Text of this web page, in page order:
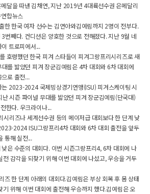
달을 따낸 김채연, 지난 2019년 4대륙선수권 은메달리
합뉴스
한 한국 여자 선수는 김연아와김예림까지 2명이 전부다.
번째다. 컨디션은 양호한 것으로 전해졌다. 지난 9월 네
트로피에서...
호령했던 한국 피겨 스타들이 피겨그랑프리시리즈로 새
를 밟았던 피겨 장군김예림은 4차 대회와 6차 대회에
로 출전...
2023-2024 국제빙상경기연맹(ISU) 피겨스케이팅 시
시즌 파이널 무대를 밟았던 피겨 장군김예림(단국대)
한다. 우크라이나...
시리즈나 세계선수권 등의 메이저급 대회보다 한 단계 낮
2024 ISU그랑프리4차 대회와 6차 대회 출전을 앞두
통해 실전...
은 수준의 대회다. 이번 시즌그랑프리4, 6차 대회에 나
전 감각을 되찾기 위해 이번 대회에 나섰고, 우승을 거두
즈 한 단계 아래의 대회다.김예림은 부상 회복 후 몸 상태
기 위해 이번 대회에 출전해 우승까지 했다.김예림은 오